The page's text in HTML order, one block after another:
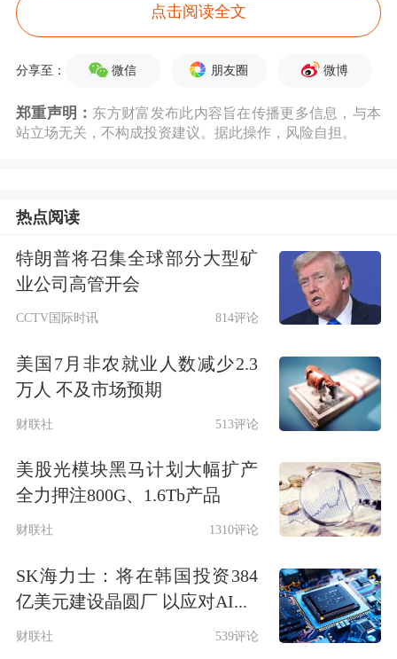
超5%。
其他市场指数方面，富时新加坡海峡指
数跌近1%，MSCI亚洲新兴市场指数、
MSCI太平洋地区指数均跌超1%。此
中，道指
货跌0.54%，纳斯达克100指数期货跌
0.82%。
隔夜美股市场亦全线走低，纳指跌超
2%，万得美国科技七巨头指数跌近
逊、META、微软集体下跌，总市值单
日合计蒸发约3.2万亿元人民币。
点击阅读全文
分享至： 微信 朋友圈 微博
郑重声明： 东方财富发布此内容旨在传播更多信息，与本
站立场无关，不构成投资建议。据此操作，风险自担。
热点阅读
特朗普将召集全球部分大型矿
业公司高管开会
CCTV国际时讯 814评论
美国7月非农就业人数减少2.3
万人 不及市场预期
财联社 513评论
美股光模块黑马计划大幅扩产
全力押注800G、1.6Tb产品
财联社 1310评论
SK海力士：将在韩国投资384
亿美元建设晶圆厂 以应对AI...
财联社 539评论